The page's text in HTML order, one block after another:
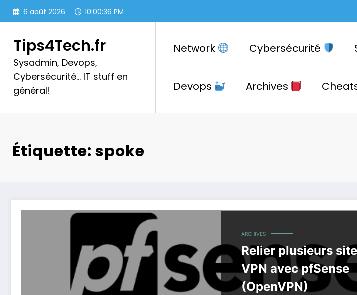
Aller
6 août 2026 10:00:36 PM
Tips4Tech.fr
Sysadmin, Devops,
Cybersécurité… IT stuff en
général!
Network Cybersécurité
Devops Archives
Étiquette: spoke
ARCHIVES
Relier plusieurs
VPN avec pfSense
(OpenVPN)